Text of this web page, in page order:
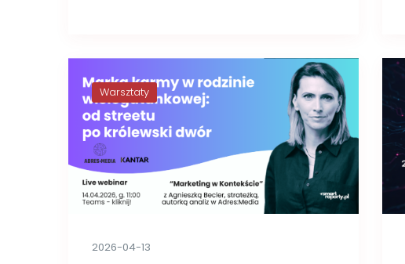
Warsztaty
2026-04-13